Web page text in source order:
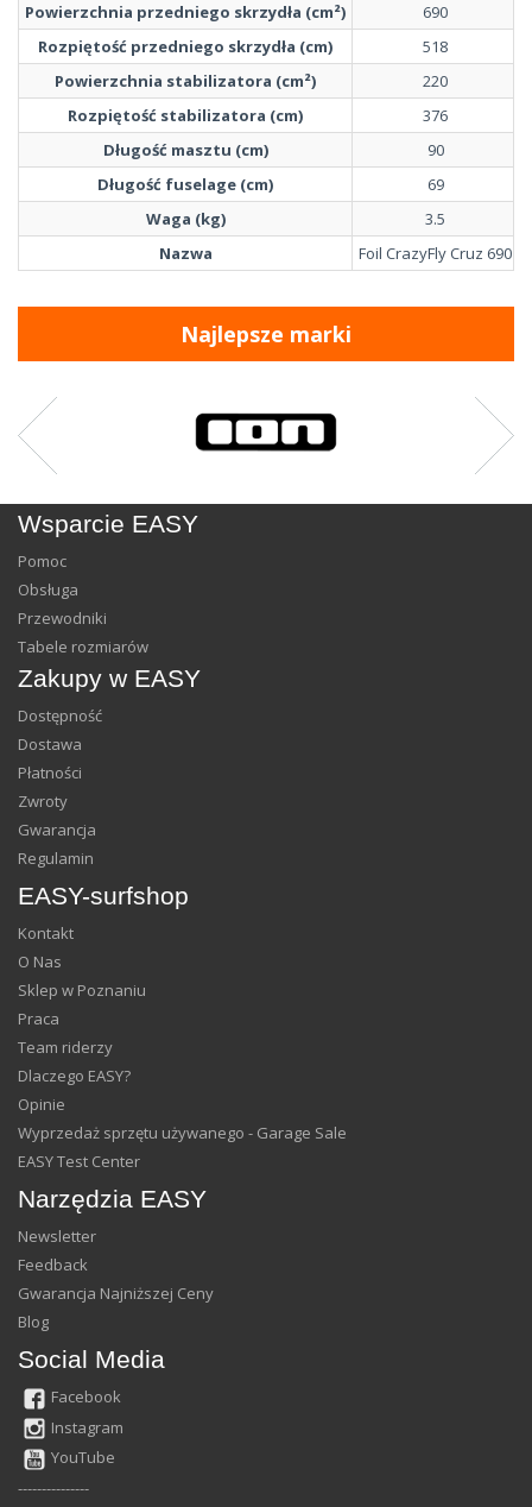
Powierzchnia przedniego skrzydła (cm²)
690
Rozpiętość przedniego skrzydła (cm)
518
Powierzchnia stabilizatora (cm²)
220
Rozpiętość stabilizatora (cm)
376
Długość masztu (cm)
90
Długość fuselage (cm)
69
Waga (kg)
3.5
Nazwa
Foil CrazyFly Cruz 690
Najlepsze marki
Wsparcie EASY
Pomoc
Obsługa
Przewodniki
Tabele rozmiarów
Zakupy w EASY
Dostępność
Dostawa
Płatności
Zwroty
Gwarancja
Regulamin
EASY-surfshop
Kontakt
O Nas
Sklep w Poznaniu
Praca
Team riderzy
Dlaczego EASY?
Opinie
Wyprzedaż sprzętu używanego - Garage Sale
EASY Test Center
Narzędzia EASY
Newsletter
Feedback
Gwarancja Najniższej Ceny
Blog
Social Media
Facebook
Instagram
YouTube
---------------